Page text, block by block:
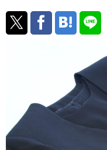
洗濯
生活の知恵
趣味
食材辞典